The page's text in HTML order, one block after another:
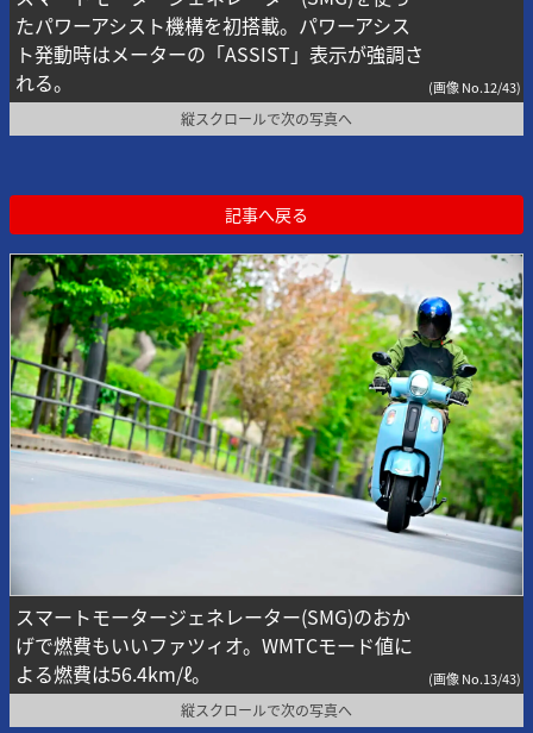
たパワーアシスト機構を初搭載。パワーアシス
ト発動時はメーターの「ASSIST」表示が強調さ
れる。
(画像 No.12/43)
縦スクロールで次の写真へ
記事へ戻る
スマートモータージェネレーター(SMG)のおか
げで燃費もいいファツィオ。WMTCモード値に
よる燃費は56.4km/ℓ。
(画像 No.13/43)
縦スクロールで次の写真へ